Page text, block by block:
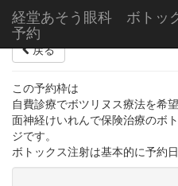
経堂あそう眼科 ボトッ
予約
戻る
この予約枠は
自費診療でボツリヌス療法を希
面神経けいれんで保険治療のボ
ジです。
ボトックス注射は基本的に予約